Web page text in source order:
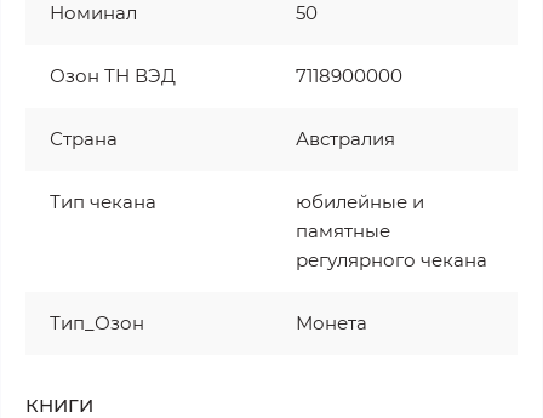
Номинал 50
Озон ТН ВЭД 7118900000
Страна Австралия
Тип чекана
юбилейные и
памятные
регулярного чекана
Тип_Озон Монета
КНИГИ